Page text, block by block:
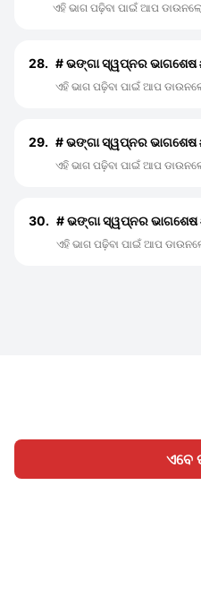
ଏବେ
ଏହି ଭାଗ ପଢ଼ିବା ପାଇଁ ଆପ
28. # ଭଙ୍ଗା ସ୍ୱପ୍ନର ଭାଗଶେଷ
ଏହି ଭାଗ ପଢ଼ିବା ପାଇଁ ଆପ
29. # ଭଙ୍ଗା ସ୍ୱପ୍ନର ଭାଗଶେଷ
ଏହି ଭାଗ ପଢ଼ିବା ପାଇଁ ଆପ
30. # ଭଙ୍ଗା ସ୍ୱପ୍ନର ଭାଗଶେଷ
ଏହି ଭାଗ ପଢ଼ିବା ପାଇଁ ଆପ
ହୋମ ବିଭାଗ